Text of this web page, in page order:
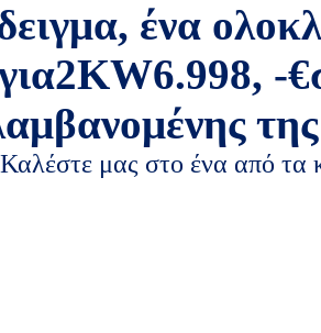
, ένα
2KW6.998, -€
μας στο ένα από τα